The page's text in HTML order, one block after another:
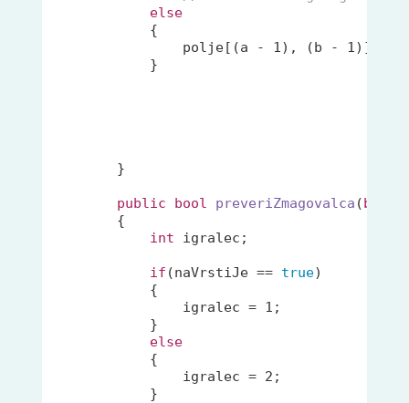
else
            {
                polje[(a -
1), (b - 1)] =
            }
        }
public bool preveriZmagovalca (bool
        {
int igralec;
if (naVrstiJe == true)
            {
                igralec =
1 ;
            }
else
            {
                igralec =
2 ;
            }